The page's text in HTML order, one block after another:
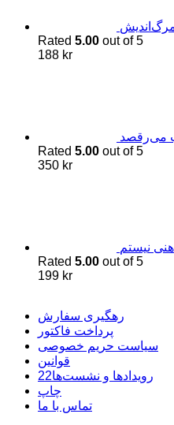
Rated 5.00 out of 5
188 kr
می‌رقصد
Rated 5.00 out of 5
350 kr
نیستم
Rated 5.00 out of 5
199 kr
رهگیری سفارش
پرداخت فاکتور
سیاست حریم خصوصی
قوانین
22رویدادها و نشست‌ها
چاپ
تماس با ما